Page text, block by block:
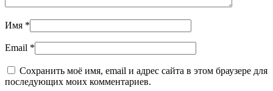
Имя *
Email *
Сохранить моё имя, email и адрес сайта в этом браузере для
последующих моих комментариев.